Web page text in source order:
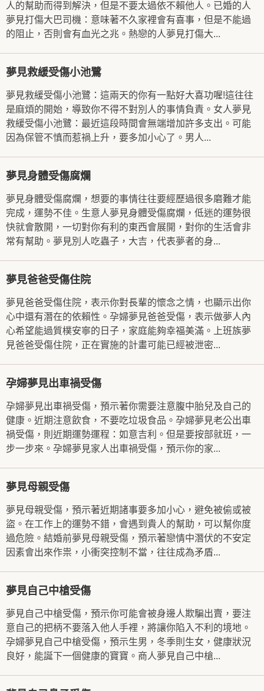
人的幫助而得到解決，但是不要太過依不賴他人。已婚的人
夢見打傷大巴司機：意味著不久家裡會有喜事，但是不能過
的阻止，否則會有血光之兆。熱戀的人夢見打傷大...
夢見救緩受傷小池鷺
夢見救緩受傷小池鷺：這兩天的你有一點好大喜功喔!這往往
是麻煩的開始，導致你不得不對別人的事情負責。女人夢見
救緩受傷小池鷺：最近這段時間會無端增加許多支出。可能
因為保管不慎而惹禍上升，要多加小心了。男人...
夢見身體受傷腐爛
夢見身體受傷腐爛，想要的事情往往要經歷過很多磨難才能
完成，運勢不佳。生意人夢見身體受傷腐爛，低迷的運勢很
快就會散開，一切對你有利的東西會展開，對你的生活會非
常有幫助。夢見別人吃蟲子，大吉，代表夢者的身...
夢見爸爸受傷住院
夢見爸爸受傷住院，表示你對長輩的懷念之情，也顯示出你
心中還有潛在的依賴性。孕婦夢見爸爸受傷，表示做夢人內
心希望能過質樸安寧的日子，家庭能夠幸福美滿。上班族夢
見爸爸受傷住院，正在實施的計畫可能已經被泄密...
孕婦夢見出車禍受傷
孕婦夢見出車禍受傷，預示著你需要注意腹中胎兒及自己的
健康。近期注意飲食，不要吃垃圾食品。孕婦夢見老公出車
禍受傷，則近期運勢運程：如意吉利。但是要按部就班，一
步一步來。孕婦夢見家人出車禍受傷，預示你的家...
夢見母親受傷
夢見母親受傷，預示著近期諸事要多加小心，避免被偷或被
盜。在工作上的運勢不錯，會遇到貴人的幫助，可以幫你度
過危險。結婚前夢見母親受傷，預示著戀情中潛伏的不安定
因素會出來作祟，小衝突控制不當，往往成為矛盾...
夢見自己中槍受傷
夢見自己中槍受傷，預示你可能會被身邊人欺騙出賣，要注
意自己的把柄不要落入他人手裡，將讓你陷入不利的境地。
孕婦夢見自己中槍受傷，預示生男，冬季則生女，健康狀況
良好，能誕下一個健康的寶寶。商人夢見自己中槍...